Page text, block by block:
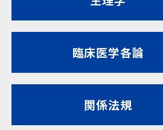
臨床医学各論
関係法規